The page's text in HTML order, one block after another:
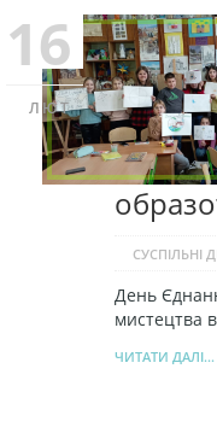
16
ЛЮТ
СУСПІЛЬНІ
День
мистецтва
ЧИТАТИ ДАЛІ...